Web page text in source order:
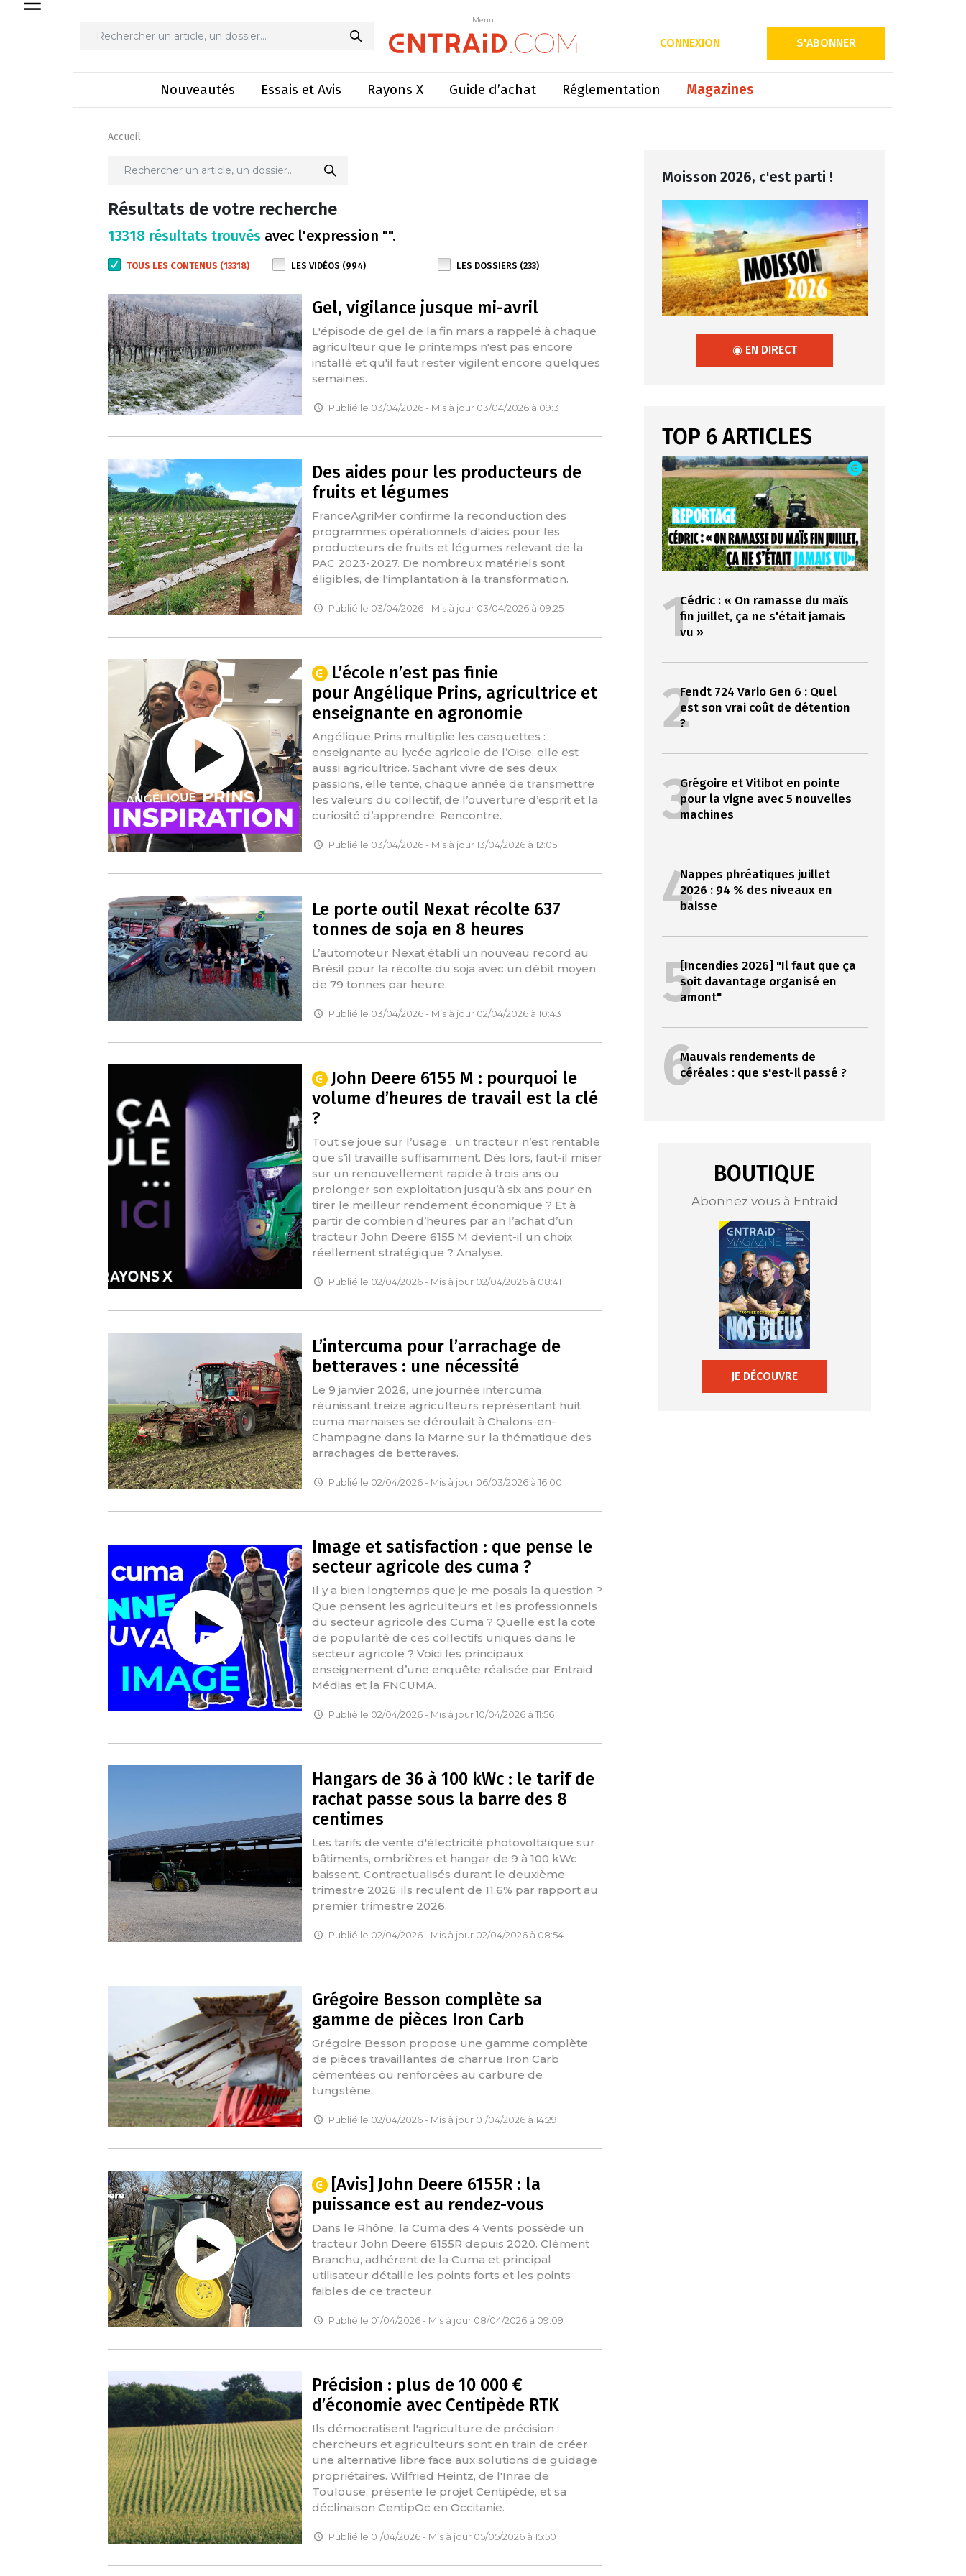
Menu
CONNEXION S'ABONNER
Nouveautés Essais et Avis Rayons X Guide d’achat Réglementation Magazines
Accueil
Résultats de votre recherche
13318 résultats trouvés avec l'expression "".
TOUS LES CONTENUS (13318) LES VIDÉOS (994) LES DOSSIERS (233)
Gel, vigilance jusque mi-avril
L'épisode de gel de la fin mars a rappelé à chaque
agriculteur que le printemps n'est pas encore
installé et qu'il faut rester vigilent encore quelques
semaines.
Publié le 03/04/2026 - Mis à jour 03/04/2026 à 09:31
Des aides pour les producteurs de
fruits et légumes
FranceAgriMer confirme la reconduction des
programmes opérationnels d'aides pour les
producteurs de fruits et légumes relevant de la
PAC 2023-2027. De nombreux matériels sont
éligibles, de l'implantation à la transformation.
Publié le 03/04/2026 - Mis à jour 03/04/2026 à 09:25
L’école n’est pas finie
pour Angélique Prins, agricultrice et
enseignante en agronomie
Angélique Prins multiplie les casquettes :
enseignante au lycée agricole de l’Oise, elle est
aussi agricultrice. Sachant vivre de ses deux
passions, elle tente, chaque année de transmettre
les valeurs du collectif, de l’ouverture d’esprit et la
curiosité d’apprendre. Rencontre.
Publié le 03/04/2026 - Mis à jour 13/04/2026 à 12:05
Le porte outil Nexat récolte 637
tonnes de soja en 8 heures
L’automoteur Nexat établi un nouveau record au
Brésil pour la récolte du soja avec un débit moyen
de 79 tonnes par heure.
Publié le 03/04/2026 - Mis à jour 02/04/2026 à 10:43
John Deere 6155 M : pourquoi le
volume d’heures de travail est la clé
?
Tout se joue sur l’usage : un tracteur n’est rentable
que s’il travaille suffisamment. Dès lors, faut-il miser
sur un renouvellement rapide à trois ans ou
prolonger son exploitation jusqu’à six ans pour en
tirer le meilleur rendement économique ? Et à
partir de combien d’heures par an l’achat d’un
tracteur John Deere 6155 M devient-il un choix
réellement stratégique ? Analyse.
Publié le 02/04/2026 - Mis à jour 02/04/2026 à 08:41
L’intercuma pour l’arrachage de
betteraves : une nécessité
Le 9 janvier 2026, une journée intercuma
réunissant treize agriculteurs représentant huit
cuma marnaises se déroulait à Chalons-en-
Champagne dans la Marne sur la thématique des
arrachages de betteraves.
Publié le 02/04/2026 - Mis à jour 06/03/2026 à 16:00
Image et satisfaction : que pense le
secteur agricole des cuma ?
Il y a bien longtemps que je me posais la question ?
Que pensent les agriculteurs et les professionnels
du secteur agricole des Cuma ? Quelle est la cote
de popularité de ces collectifs uniques dans le
secteur agricole ? Voici les principaux
enseignement d’une enquête réalisée par Entraid
Médias et la FNCUMA.
Publié le 02/04/2026 - Mis à jour 10/04/2026 à 11:56
Hangars de 36 à 100 kWc : le tarif de
rachat passe sous la barre des 8
centimes
Les tarifs de vente d'électricité photovoltaïque sur
bâtiments, ombrières et hangar de 9 à 100 kWc
baissent. Contractualisés durant le deuxième
trimestre 2026, ils reculent de 11,6% par rapport au
premier trimestre 2026.
Publié le 02/04/2026 - Mis à jour 02/04/2026 à 08:54
Grégoire Besson complète sa
gamme de pièces Iron Carb
Grégoire Besson propose une gamme complète
de pièces travaillantes de charrue Iron Carb
cémentées ou renforcées au carbure de
tungstène.
Publié le 02/04/2026 - Mis à jour 01/04/2026 à 14:29
[Avis] John Deere 6155R : la
puissance est au rendez-vous
Dans le Rhône, la Cuma des 4 Vents possède un
tracteur John Deere 6155R depuis 2020. Clément
Branchu, adhérent de la Cuma et principal
utilisateur détaille les points forts et les points
faibles de ce tracteur.
Publié le 01/04/2026 - Mis à jour 08/04/2026 à 09:09
Précision : plus de 10 000 €
d’économie avec Centipède RTK
Ils démocratisent l'agriculture de précision :
chercheurs et agriculteurs sont en train de créer
une alternative libre face aux solutions de guidage
propriétaires. Wilfried Heintz, de l'Inrae de
Toulouse, présente le projet Centipède, et sa
déclinaison CentipOc en Occitanie.
Publié le 01/04/2026 - Mis à jour 05/05/2026 à 15:50
Moisson 2026, c'est parti !
◉ EN DIRECT
TOP 6 ARTICLES
1Cédric : « On ramasse du maïs
fin juillet, ça ne s'était jamais
vu »
2Fendt 724 Vario Gen 6 : Quel
est son vrai coût de détention
?
3Grégoire et Vitibot en pointe
pour la vigne avec 5 nouvelles
machines
4Nappes phréatiques juillet
2026 : 94 % des niveaux en
baisse
5[Incendies 2026] "Il faut que ça
soit davantage organisé en
amont"
6Mauvais rendements de
céréales : que s'est-il passé ?
BOUTIQUE
Abonnez vous à Entraid
JE DÉCOUVRE